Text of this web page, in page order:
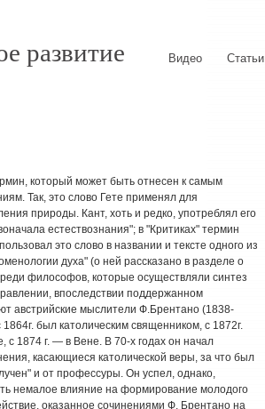
развитие Видео Статьи
который может быть отнесен к самым
Так, это слово Гете применял для
природы. Кант, хоть и редко, употреблял его
естествознания"; в "Критиках" термин
это слово в названии и тексте одного из
духа" (о ней рассказано в разделе о
философов, которые осуществляли синтез
впоследствии поддержанном
австрийские мыслители Ф.Брентано (1838-
был католическим священником, с 1872г.
1874 г. — в Вене. В 70-х годах он начал
касающиеся католической веры, за что был
и от профессуры. Он успел, однако,
немалое влияние на формирование молодого
оказанное сочинениями Ф. Брентано на